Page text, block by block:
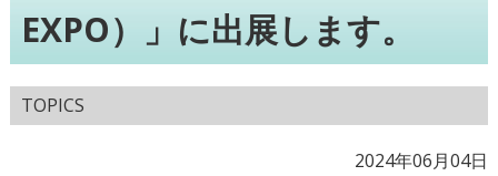
EXPO）」に出展します。
TOPICS
2024年06月04日